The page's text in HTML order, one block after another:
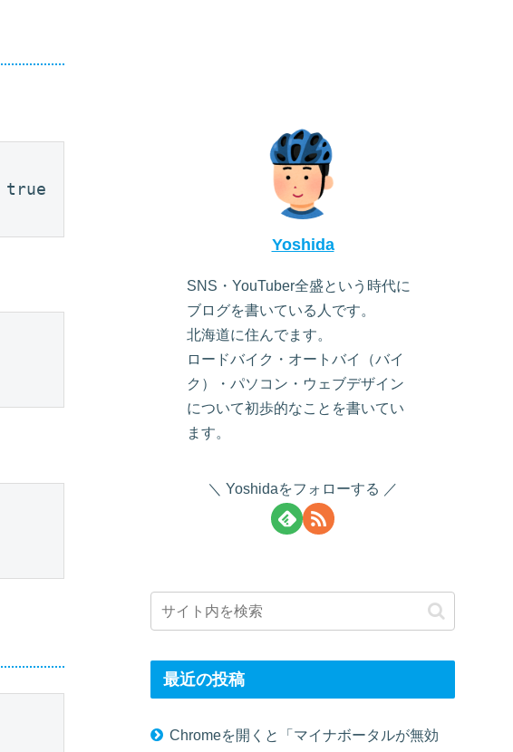
true
Yoshida
SNS・YouTuber全盛という時代に
ブログを書いている人です。
北海道に住んでます。
ロードバイク・オートバイ（バイ
ク）・パソコン・ウェブデザイン
について初歩的なことを書いてい
ます。
Yoshidaをフォローする
最近の投稿
Chromeを開くと「マイナボータルが無効